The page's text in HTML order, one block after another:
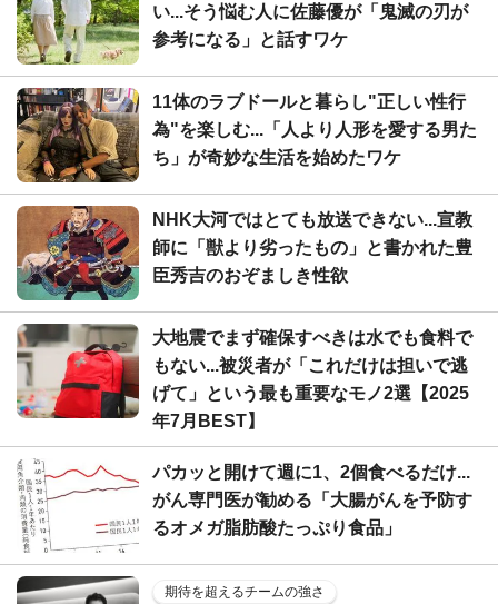
い...そう悩む人に佐藤優が「鬼滅の刃が
参考になる」と話すワケ
11体のラブドールと暮らし"正しい性行
為"を楽しむ...「人より人形を愛する男た
ち」が奇妙な生活を始めたワケ
NHK大河ではとても放送できない...宣教
師に「獣より劣ったもの」と書かれた豊
臣秀吉のおぞましき性欲
大地震でまず確保すべきは水でも食料で
もない...被災者が「これだけは担いで逃
げて」という最も重要なモノ2選【2025
年7月BEST】
パカッと開けて週に1、2個食べるだけ...
がん専門医が勧める「大腸がんを予防す
るオメガ脂肪酸たっぷり食品」
期待を超えるチームの強さ